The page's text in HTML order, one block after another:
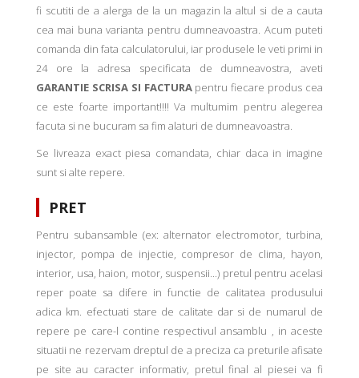
fi scutiti de a alerga de la un magazin la altul si de a cauta
cea mai buna varianta pentru dumneavoastra. Acum puteti
comanda din fata calculatorului, iar produsele le veti primi in
24 ore la adresa specificata de dumneavostra, aveti
GARANTIE SCRISA SI FACTURApentru fiecare produs cea
ce este foarte important!!!! Va multumim pentru alegerea
facuta si ne bucuram sa fim alaturi de dumneavoastra.
Se livreaza exact piesa comandata, chiar daca in imagine
sunt si alte repere.
PRET
Pentru subansamble (ex: alternator electromotor, turbina,
injector, pompa de injectie, compresor de clima, hayon,
interior, usa, haion, motor, suspensii...) pretul pentru acelasi
reper poate sa difere in functie de calitatea produsului
adica km. efectuati stare de calitate dar si de numarul de
repere pe care-l contine respectivul ansamblu , in aceste
situatii ne rezervam dreptul de a preciza ca preturile afisate
pe site au caracter informativ, pretul final al piesei va fi